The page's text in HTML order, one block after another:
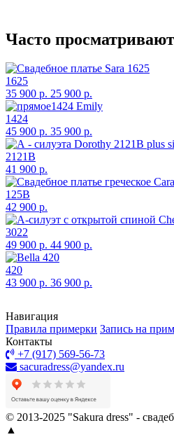
Часто просматривают
1625
35 900 р. 25 900 р.
1424
45 900 р. 35 900 р.
2121B
41 900 р.
125B
42 900 р.
3022
49 900 р. 44 900 р.
420
43 900 р. 36 900 р.
Навигация
Правила примерки Запись на
Контакты
+7 (917) 569-56-73
sacuradress@yandex.ru
© 2013-2025 "Sakura dress" -
▲